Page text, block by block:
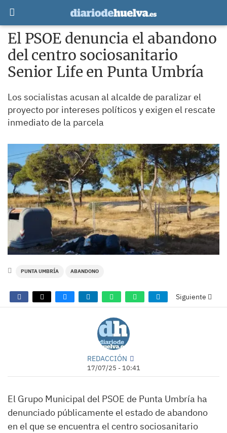
El PSOE denuncia el abandono
del centro sociosanitario
Senior Life en Punta Umbría
Los socialistas acusan al alcalde de paralizar el
proyecto por intereses políticos y exigen el rescate
inmediato de la parcela
PUNTA UMBRÍA ABANDONO
Siguiente
REDACCIÓN
17/07/25 - 10:41
El Grupo Municipal del PSOE de Punta Umbría ha
denunciado públicamente el estado de abandono
en el que se encuentra el centro sociosanitario